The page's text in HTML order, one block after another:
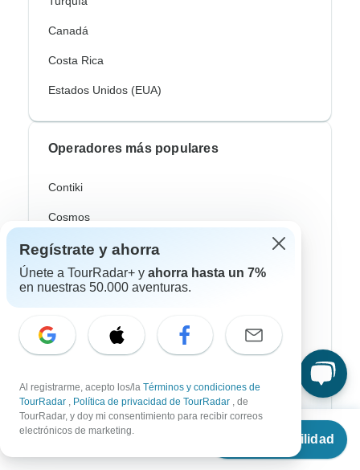
Desde
Ver disponibilidad
Canadá
Costa Rica
Estados Unidos (EUA)
Operadores más populares
Contiki
Cosmos
G Adventures
Intrepid
Trafalgar
Eskapas
Estilos de viaje más populares
Regístrate y ahorra
Únete a TourRadar+ y ahorra hasta un 7%
en nuestras 50.000 aventuras.
Al registrarme, acepto los/la Términos y condiciones de
TourRadar , Política de privacidad de TourRadar , de
TourRadar, y doy mi consentimiento para recibir correos
electrónicos de marketing.